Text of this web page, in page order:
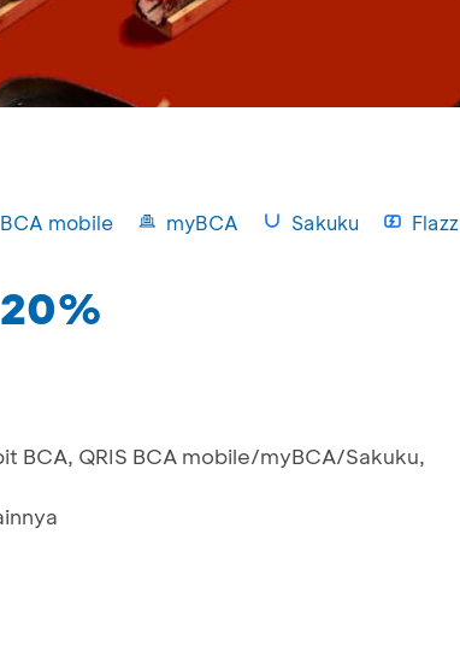
BCA mobile myBCA Sakuku Flazz
BCA, QRIS BCA mobile/myBCA/Sakuku,